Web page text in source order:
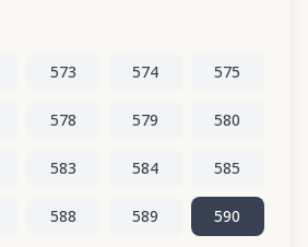
573 574 575
578 579 580
583 584 585
588 589 590